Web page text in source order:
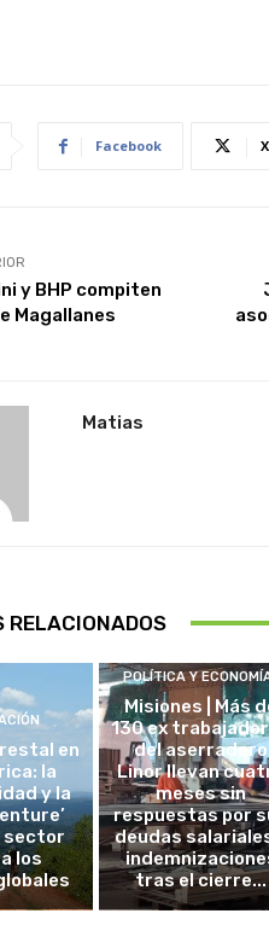
Facebook X
y BHP compiten
Magallanes
Matias
RELACIONADOS
en
la
y la
sector
los
POLÍTICA Y
Misiones | Más
130 ex
del aserradero
Linor llevan
meses sin
respuestas por
deudas
tras el cierre...